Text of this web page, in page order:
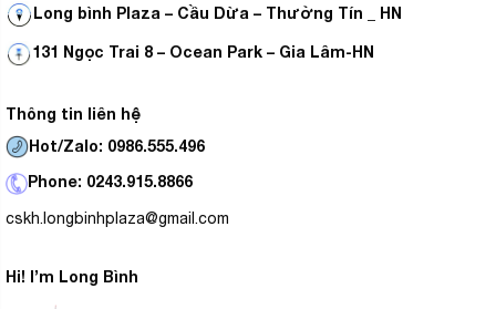
Long bình Plaza – Cầu Dừa – Thường Tín _ HN
131 Ngọc Trai 8 – Ocean Park – Gia Lâm-HN
Thông tin liên hệ
Hot/Zalo: 0986.555.496
Phone: 0243.915.8866
cskh.longbinhplaza@gmail.com
Hi! I’m Long Bình